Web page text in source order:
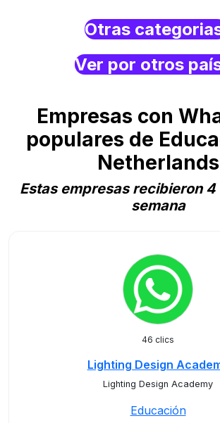
Otras
Ver por otros
Empresas con
populares de
Netherlands
Estas empresas recibieron
semana
46 clics
Lighting Design
Lighting Design Academy
Educación